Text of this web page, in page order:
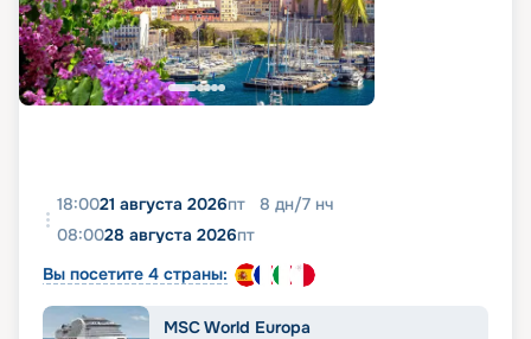
18:0021 августа 2026пт 8 дн/7 нч
08:0028 августа 2026пт
Вы посетите 4 страны:
MSC World Europa